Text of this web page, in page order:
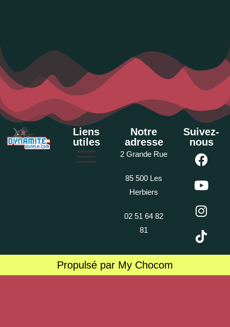
Liens
utiles
Notre
adresse
2 Grande Rue
85 500 Les
Herbiers
02 51 64 82
81
Suivez-
nous
Propulsé par My Chocom